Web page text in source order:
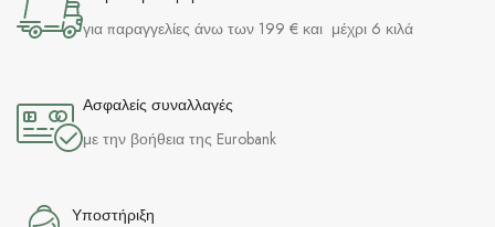
για παραγγελίες άνω των 199 € και μέχρι 6 κιλά
Ασφαλείς συναλλαγές
με την βοήθεια της Eurobank
Υποστήριξη